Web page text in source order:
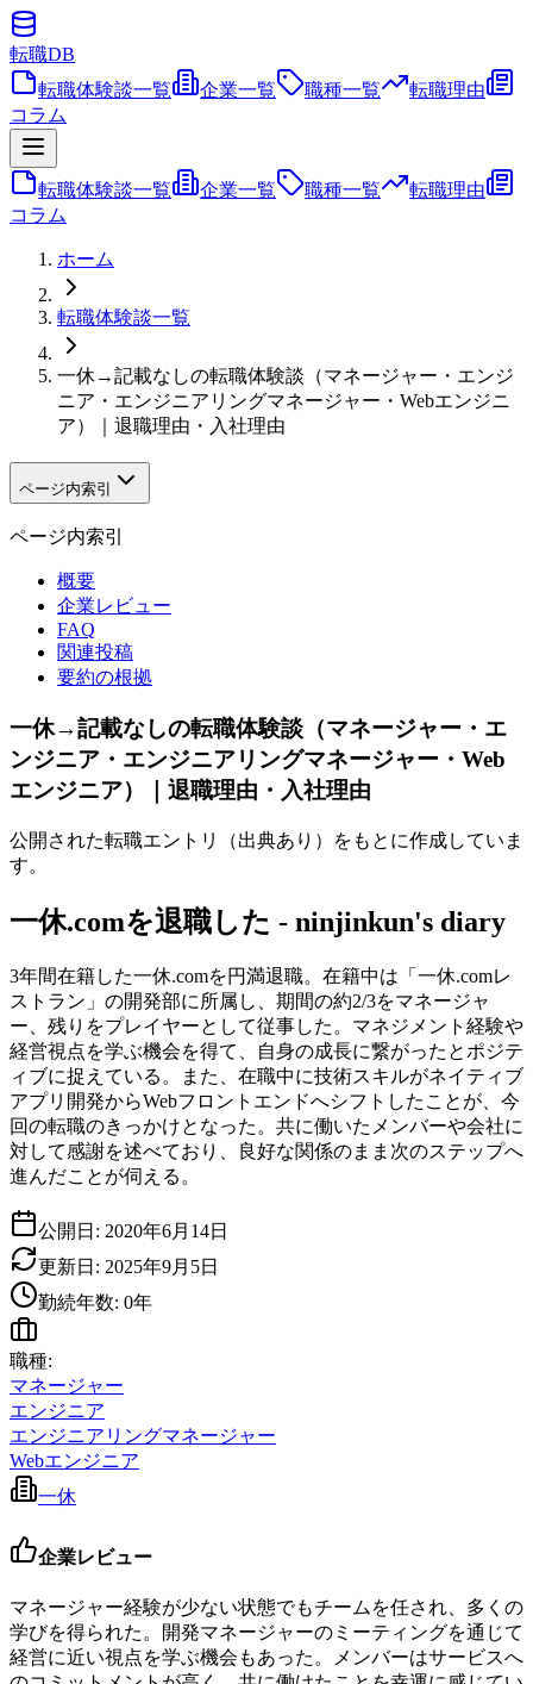
転職DB
転職体験談一覧
企業一覧 職種一覧
転職理由
コラム
転職体験談一覧 企業一覧 職種一覧
転職理由
コラム
ホーム
転職体験談一覧
一休→記載なしの転職体験談（マネージャー・エンジ
ニア・エンジニアリングマネージャー・Webエンジニ
ア）｜退職理由・入社理由
ページ内索引
ページ内索引
概要
企業レビュー
FAQ
関連投稿
要約の根拠
一休→記載なしの転職体験談（マネージャー・エ
ンジニア・エンジニアリングマネージャー・Web
エンジニア）｜退職理由・入社理由
公開された転職エントリ（出典あり）をもとに作成していま
す。
一休.comを退職した - ninjinkun's diary
3年間在籍した一休.comを円満退職。在籍中は「一休.comレ
ストラン」の開発部に所属し、期間の約2/3をマネージャ
ー、残りをプレイヤーとして従事した。マネジメント経験や
経営視点を学ぶ機会を得て、自身の成長に繋がったとポジテ
ィブに捉えている。また、在職中に技術スキルがネイティブ
アプリ開発からWebフロントエンドへシフトしたことが、今
回の転職のきっかけとなった。共に働いたメンバーや会社に
対して感謝を述べており、良好な関係のまま次のステップへ
進んだことが伺える。
公開日: 2020年6月14日
更新日: 2025年9月5日
勤続年数: 0年
職種:
マネージャー
エンジニア
エンジニアリングマネージャー
Webエンジニア
一休
企業レビュー
マネージャー経験が少ない状態でもチームを任され、多くの
学びを得られた。開発マネージャーのミーティングを通じて
経営に近い視点を学ぶ機会もあった。メンバーはサービスへ